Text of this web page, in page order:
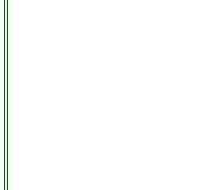
Elettrostar -